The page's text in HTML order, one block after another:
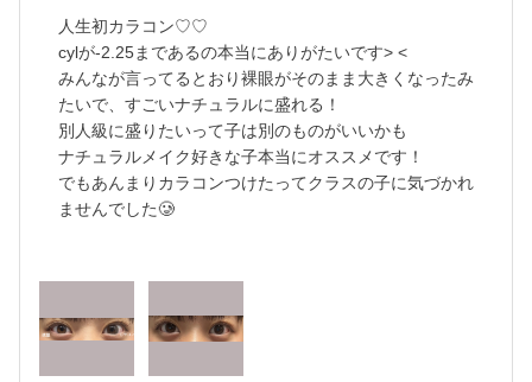
ジモデルに KIM CHAEWON（キム・チェウォン）さんが就任しブ
ランドイメージを一新しました。
新シリーズとしてCLEAR TORIC（クリアトーリック）も誕生し、
さらに充実したバリエーションに。
裸眼風のナチュラルデザインから、さりげなく盛れるタイプ、普
段使いに最適なサークルレンズまで、 多くの方々の瞳に寄り添い
続けているブランドです。
人生初カラコン♡♡
cylが-2.25まであるの本当にありがたいです> <
みんなが言ってるとおり裸眼がそのまま大きくなったみ
たいで、すごいナチュラルに盛れる！
別人級に盛りたいって子は別のものがいいかも
ナチュラルメイク好きな子本当にオススメです！
でもあんまりカラコンつけたってクラスの子に気づかれ
ませんでした🥲